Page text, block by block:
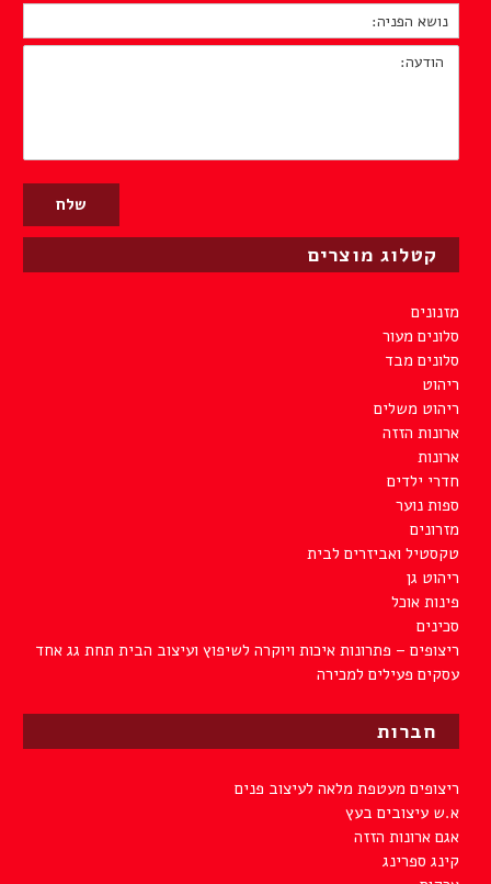
נושא
הפניה:*
הודעה:
קטלוג מוצרים
מזנונים
סלונים מעור
סלונים מבד
ריהוט
ריהוט משלים
ארונות הזזה
ארונות
חדרי ילדים
ספות נוער
מזרונים
טקסטיל ואביזרים לבית
ריהוט גן
פינות אוכל
סכינים
ריצופים – פתרונות איכות ויוקרה לשיפוץ ועיצוב הבית תחת גג אחד
עסקים פעילים למכירה
חברות
ריצופים מעטפת מלאה לעיצוב פנים
א.ש עיצובים בעץ
אגם ארונות הזזה
קינג ספרינג